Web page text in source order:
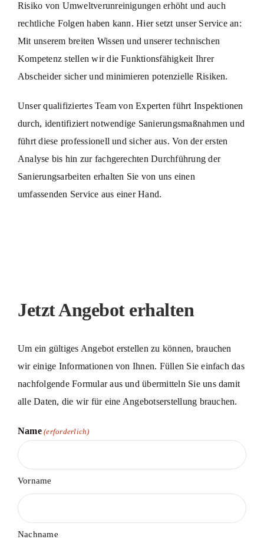
Risiko von Umweltverunreinigungen erhöht und auch
rechtliche Folgen haben kann. Hier setzt unser Service an:
Mit unserem breiten Wissen und unserer technischen
Kompetenz stellen wir die Funktionsfähigkeit Ihrer
Abscheider sicher und minimieren potenzielle Risiken.
Unser qualifiziertes Team von Experten führt Inspektionen
durch, identifiziert notwendige Sanierungsmaßnahmen und
führt diese professionell und sicher aus. Von der ersten
Analyse bis hin zur fachgerechten Durchführung der
Sanierungsarbeiten erhalten Sie von uns einen
umfassenden Service aus einer Hand.
Jetzt Angebot erhalten
Um ein gültiges Angebot erstellen zu können, brauchen
wir einige Informationen von Ihnen. Füllen Sie einfach das
nachfolgende Formular aus und übermitteln Sie uns damit
alle Daten, die wir für eine Angebotserstellung brauchen.
Name (erforderlich)
Vorname
Nachname